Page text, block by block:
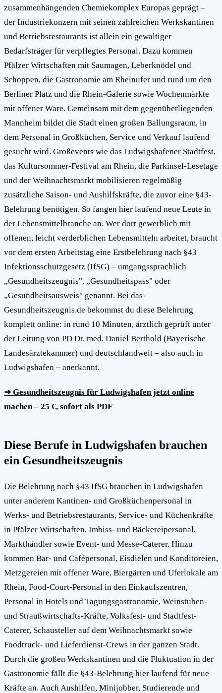
zusammenhängenden Chemiekomplex Europas geprägt –
der Industriekonzern mit seinen zahlreichen Werkskantinen
und Betriebsrestaurants ist allein ein gewaltiger
Bedarfsträger für verpflegtes Personal. Dazu kommen
Pfälzer Wirtschaften mit Saumagen, Leberknödel und
Schoppen, die Gastronomie am Rheinufer und rund um den
Berliner Platz und die Rhein-Galerie sowie Wochenmärkte
mit offener Ware. Gemeinsam mit dem gegenüberliegenden
Mannheim bildet die Stadt einen großen Ballungsraum, in
dem Personal in Großküchen, Service und Verkauf laufend
gesucht wird. Großevents wie das Ludwigshafener Stadtfest,
das Kultursommer-Festival am Rhein, die Parkinsel-Lesetage
und der Weihnachtsmarkt mobilisieren regelmäßig
zusätzliche Saison- und Aushilfskräfte, die zuvor eine §43-
Belehrung benötigen. So fangen hier laufend neue Leute in
der Lebensmittelbranche an. Wer dort gewerblich mit
offenen, leicht verderblichen Lebensmitteln arbeitet, braucht
vor dem ersten Arbeitstag eine Erstbelehrung nach §43
Infektionsschutzgesetz (IfSG) – umgangssprachlich
„Gesundheitszeugnis", „Gesundheitspass" oder
„Gesundheitsausweis" genannt. Bei das-
Gesundheitszeugnis.de bekommst du diese Belehrung
komplett online: in rund 10 Minuten, ärztlich geprüft unter
der Leitung von PD Dr. med. Daniel Berthold (Bayerische
Landesärztekammer) und deutschlandweit – also auch in
Ludwigshafen – anerkannt.
➜ Gesundheitszeugnis für Ludwigshafen jetzt online
machen – 25 €, sofort als PDF
Diese Berufe in Ludwigshafen brauchen
ein Gesundheitszeugnis
Die Belehrung nach §43 IfSG brauchen in Ludwigshafen
unter anderem Kantinen- und Großküchenpersonal in
Werks- und Betriebsrestaurants, Service- und Küchenkräfte
in Pfälzer Wirtschaften, Imbiss- und Bäckereipersonal,
Markthändler sowie Event- und Messe-Caterer. Hinzu
kommen Bar- und Cafépersonal, Eisdielen und Konditoreien,
Metzgereien mit offener Ware, Biergärten und Uferlokale am
Rhein, Food-Court-Personal in den Einkaufszentren,
Personal in Hotels und Tagungsgastronomie, Weinstuben-
und Straußwirtschafts-Kräfte, Volksfest- und Stadtfest-
Caterer, Schausteller auf dem Weihnachtsmarkt sowie
Foodtruck- und Lieferdienst-Crews in der ganzen Stadt.
Durch die großen Werkskantinen und die Fluktuation in der
Gastronomie fällt die §43-Belehrung hier laufend für neue
Kräfte an. Auch Aushilfen, Minijobber, Studierende und